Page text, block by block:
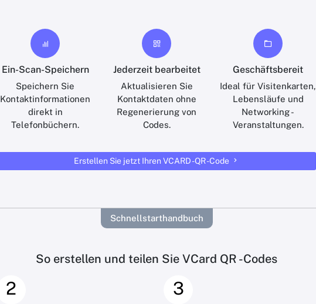
Ein-Scan-Speichern
Speichern Sie
Kontaktinformationen
direkt in
Telefonbüchern.
Jederzeit bearbeitet
Aktualisieren Sie
Kontaktdaten ohne
Regenerierung von
Codes.
Geschäftsbereit
Ideal für Visitenkarten,
Lebensläufe und
Networking -
Veranstaltungen.
Erstellen Sie jetzt Ihren VCARD -QR -Code
Schnellstarthandbuch
So erstellen und teilen Sie VCard QR -Codes
2 3